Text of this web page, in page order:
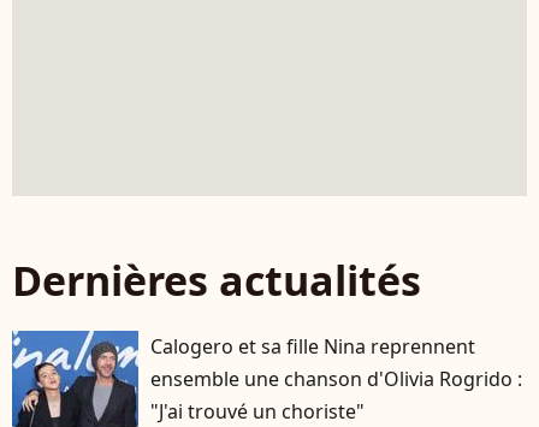
Dernières actualités
Calogero et sa fille Nina reprennent
ensemble une chanson d'Olivia Rogrido :
"J'ai trouvé un choriste"